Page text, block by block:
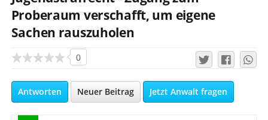
Proberaum verschafft, um eigene
Sachen rauszuholen
0
Antworten Neuer Beitrag Jetzt Anwalt fragen